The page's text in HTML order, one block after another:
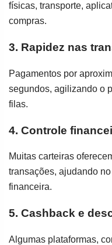
físicas, transporte,
compras.
3. Rapidez nas
Pagamentos por
segundos, agilizando o
filas.
4. Controle
Muitas carteiras
transações, ajudando
financeira.
5. Cashback e
Algumas plataformas,